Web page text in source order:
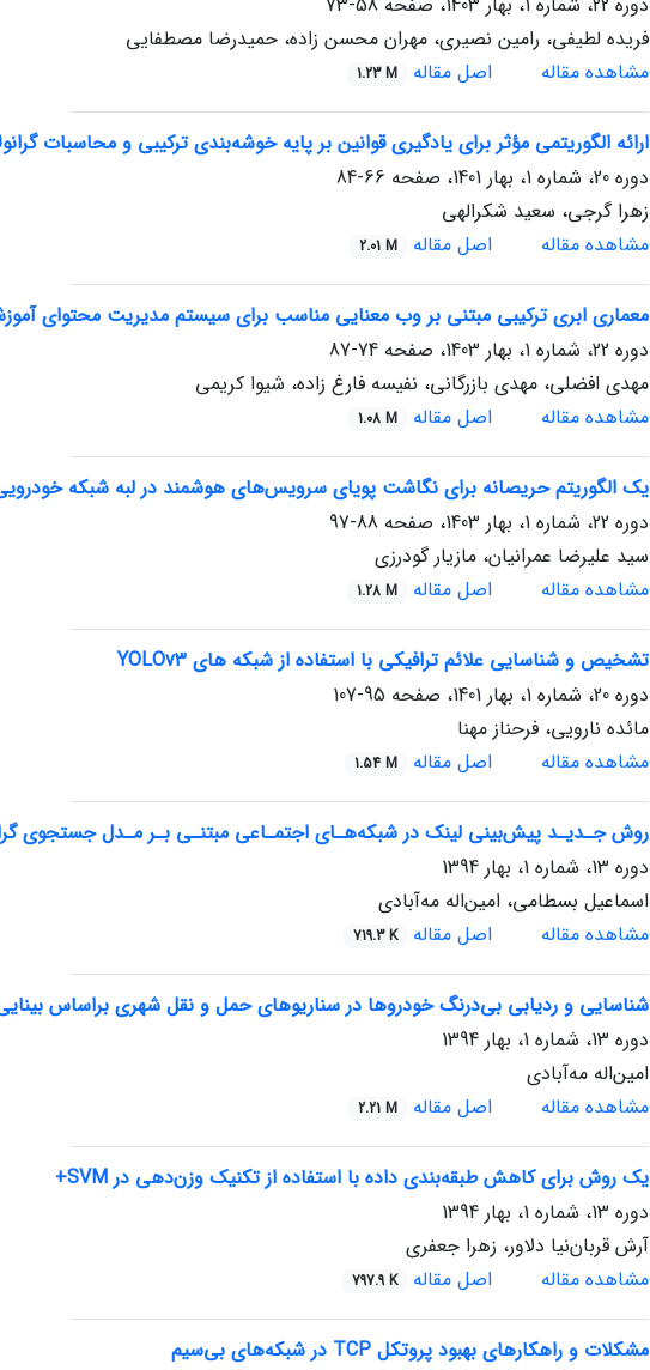
فریده لطیفی، رامین نصیری، مهران محسن زاده، حمیدرضا مصطفایی
مشاهده مقاله
اصل مقاله 1.23 M
ارائه‌ الگوریتمی مؤثر برای یادگیری قوانین بر پایه‌ خوشه‌بندی ترکیبی و محاسبات
دوره 20، شماره 1، بهار 1401، صفحه
66-84
زهرا گرجی، سعید شکرالهی
مشاهده مقاله
اصل مقاله 2.01 M
معماری ابری ترکیبی مبتنی بر وب معنایی مناسب برای سیستم مدیریت محتوای
دوره 22، شماره 1، بهار 1403، صفحه
74-87
مهدی افضلی، مهدی بازرگانی، نفیسه فارغ زاده، شیوا کریمی
مشاهده مقاله
اصل مقاله 1.08 M
یک الگوریتم حریصانه برای نگاشت پویای سرویس‌های هوشمند در لبه شبکه
دوره 22، شماره 1، بهار 1403، صفحه
88-97
سید علیرضا عمرانیان، مازیار گودرزی
مشاهده مقاله
اصل مقاله 1.28 M
تشخیص و شناسایی علائم ترافیکی با استفاده از شبکه های YOLOv3
دوره 20، شماره 1، بهار 1401، صفحه
95-107
مائده نارویی، فرحناز مهنا
مشاهده مقاله
اصل مقاله 1.54 M
روش جـدیـد پیش‌بینی لینک در شبکه‌هـای اجتمـاعی مبتنـی بـر مـدل جستجوی
دوره 13، شماره 1، بهار 1394
اسماعیل بسطامی، امین‌اله مه‌آبادی
مشاهده مقاله
اصل مقاله 719.3 K
شناسایی و ردیابی بی‌درنگ خودروها در سناریوهای حمل و نقل شهری براساس
دوره 13، شماره 1، بهار 1394
امین‌اله مه‌آبادی
مشاهده مقاله
اصل مقاله 2.21 M
یک روش برای کاهش طبقه‌بندی داده با استفاده از تکنیک وزن‌دهی در SVM+
دوره 13، شماره 1، بهار 1394
آرش قربان‌نیا دلاور، زهرا جعفری
مشاهده مقاله
اصل مقاله 797.9 K
مشکلات و راهکارهای بهبود پروتکل TCP در شبکه‌های بی‌سیم